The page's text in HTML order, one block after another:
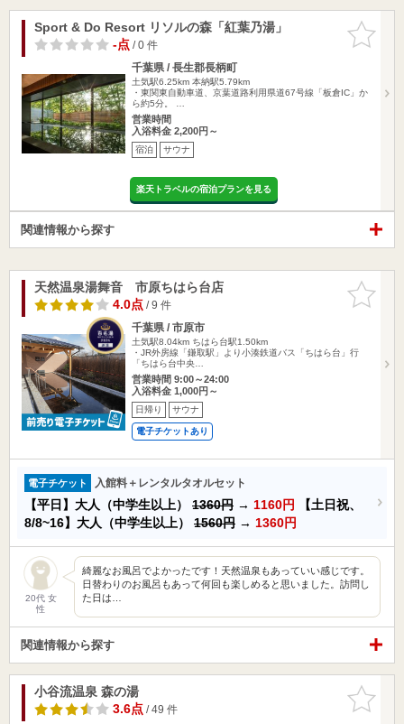
お気に入
りに追加
Sport & Do Resort リソルの森「紅葉乃湯」
-点/ 0 件
千葉県 / 長生郡長柄町
土気駅6.25km 本納駅5.79km
・東関東自動車道、京葉道路利用県道67号線「板倉IC」か
ら約5分。 …
営業時間
入浴料金 2,200円～
宿泊 サウナ
楽天トラベルの宿泊プランを見る
関連情報から探す
お気に入
りに追加
天然温泉湯舞音 市原ちはら台店
4.0点/ 9 件
千葉県 / 市原市
土気駅8.04km ちはら台駅1.50km
・JR外房線「鎌取駅」より小湊鉄道バス「ちはら台」行
「ちはら台中央…
営業時間 9:00～24:00
入浴料金 1,000円～
日帰り サウナ
電子チケットあり
電子チケット 入館料＋レンタルタオルセット
【平日】大人（中学生以上） 1360円 → 1160円
【土日祝、
8/8~16】大人（中学生以上） 1560円 → 1360円
20代 女
性
綺麗なお風呂でよかったです！天然温泉もあっていい感じです。
日替わりのお風呂もあって何回も楽しめると思いました。訪問し
た日は…
関連情報から探す
お気に入
りに追加
小谷流温泉 森の湯
3.6点/ 49 件